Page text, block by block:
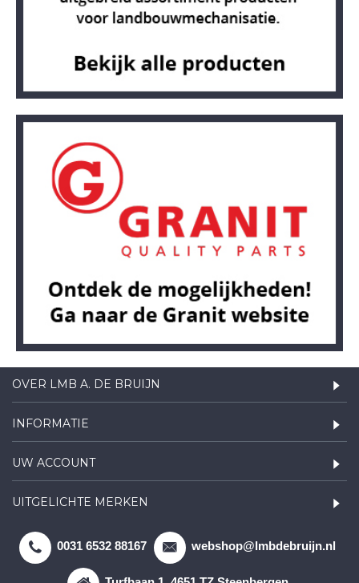
OVER LMB A. DE BRUIJN
INFORMATIE
UW ACCOUNT
UITGELICHTE MERKEN
0031 6532 88167 webshop@lmbdebruijn.nl